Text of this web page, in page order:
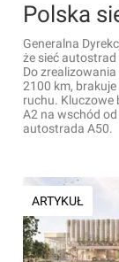
Generalna
że sieć autostrad
Do
2100 km,
ruchu.
A2 na wschód
autostrada A50.
ARTYKUŁ